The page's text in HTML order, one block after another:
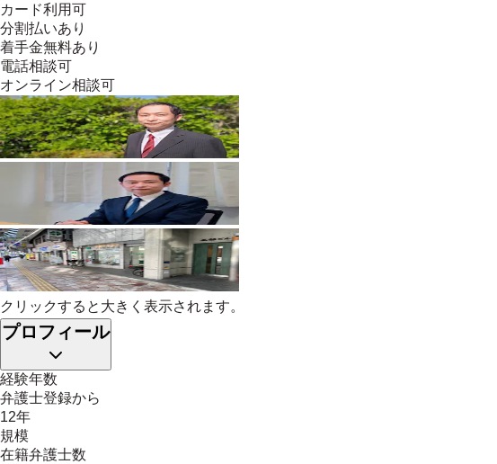
カード利用可
分割払いあり
着手金無料あり
電話相談可
オンライン相談可
クリックすると大きく表示されます。
プロフィール
経験年数
弁護士登録から
12年
規模
在籍弁護士数